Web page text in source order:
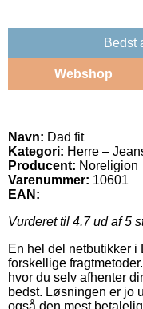
Bedst
Webshop
Navn: Dad fit
Kategori: Herre –
Producent: Noreligion
Varenummer: 10601
EAN:
Vurderet til 4.7ud af 5
En hel del netbutikker i
forskellige
hvor du selv afhenter
bedst. Løsningen er jo
også den mest